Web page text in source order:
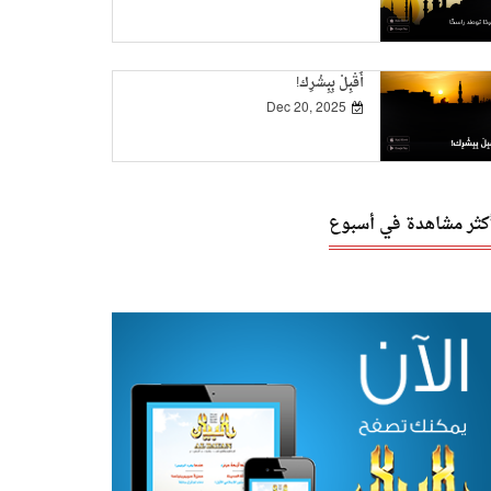
أَقْبِلْ بِبِشْرِك!
Dec 20, 2025
مشاهدة في أسبوع